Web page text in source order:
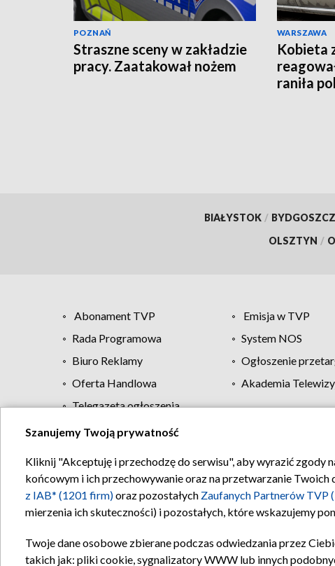
POZNAŃ
Straszne sceny w zakładzie
pracy. Zaatakował nożem
WARSZAWA
Kobieta
raniła
BIAŁYSTOK / BYDGOSZCZ
OLSZTYN /
Abonament TVP Emisja w TVP
Rada Programowa
System NOS
Biuro Reklamy
Ogłoszenie
Oferta Handlowa
Akademia
Telegazeta ogłoszenia
Regulamin TVP
Szanujemy Twoją prywatność
Kliknij "Akceptuję i przechodzę do serwisu", aby wyrazić zgody
końcowym i ich przechowywanie oraz na przetwarzanie Twoich
z IAB* (1201 firm)oraz pozostałych Zaufanych Partnerów TVP
mierzenia ich skuteczności) i pozostałych, które wskazujemy
Twoje dane osobowe zbierane podczas odwiedzania przez
takich jak: pliki cookie, sygnalizatory WWW lub innych